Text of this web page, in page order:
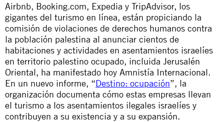
Airbnb, Booking.com, Expedia y TripAdvisor, los
gigantes del turismo en línea, están propiciando la
comisión de violaciones de derechos humanos contra
la población palestina al anunciar cientos de
habitaciones y actividades en asentamientos israelíes
en territorio palestino ocupado, incluida Jerusalén
Oriental, ha manifestado hoy Amnistía Internacional.
En un nuevo informe, “Destino: ocupación”, la
organización documenta cómo estas empresas llevan
el turismo a los asentamientos ilegales israelíes y
contribuyen a su existencia y a su expansión.